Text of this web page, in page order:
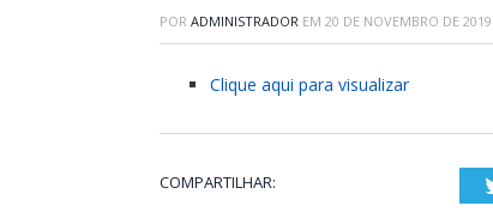
POR ADMINISTRADOR EM 20 DE NOVEMBRO DE 2019
Clique aqui para visualizar
COMPARTILHAR: